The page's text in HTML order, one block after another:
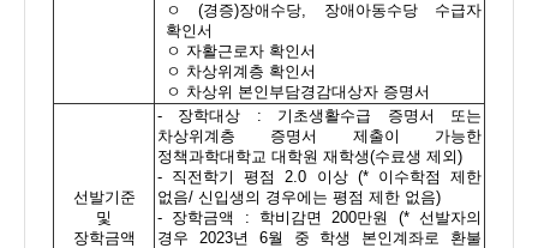
ㅇ(경증)장애수당, 장애아동수당 수급자
확인서
ㅇ 자활근로자 확인서
ㅇ 차상위계층 확인서
ㅇ 차상위 본인부담경감대상자 증명서
선발기준
및
장학금액
- 장학대상 : 기초생활수급 증명서 또는
차상위계층 증명서 제출이 가능한
정책과학대학교 대학원 재학생(수료생 제외)
- 직전학기 평점2.0 이상 (* 이수학점 제한
없음/ 신입생의 경우에는 평점 제한 없음)
- 장학금액 : 학비감면200만원 (*선발자의
경우 2023년 6월 중 학생 본인계좌로 환불